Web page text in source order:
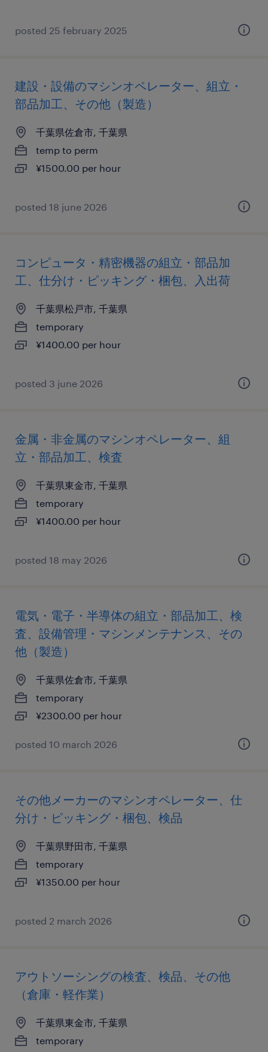
posted 25 february 2025
建設・設備のマシンオペレーター、組立・
部品加工、その他（製造）
千葉県佐倉市, 千葉県
temp to perm
¥1500.00 per hour
posted 18 june 2026
コンピュータ・精密機器の組立・部品加
工、仕分け・ピッキング・梱包、入出荷
千葉県松戸市, 千葉県
temporary
¥1400.00 per hour
posted 3 june 2026
金属・非金属のマシンオペレーター、組
立・部品加工、検査
千葉県東金市, 千葉県
temporary
¥1400.00 per hour
posted 18 may 2026
電気・電子・半導体の組立・部品加工、検
査、設備管理・マシンメンテナンス、その
他（製造）
千葉県佐倉市, 千葉県
temporary
¥2300.00 per hour
posted 10 march 2026
その他メーカーのマシンオペレーター、仕
分け・ピッキング・梱包、検品
千葉県野田市, 千葉県
temporary
¥1350.00 per hour
posted 2 march 2026
アウトソーシングの検査、検品、その他
（倉庫・軽作業）
千葉県東金市, 千葉県
temporary